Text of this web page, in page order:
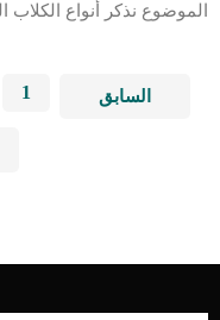
الموضوع نذكر أنواع
السابق 1